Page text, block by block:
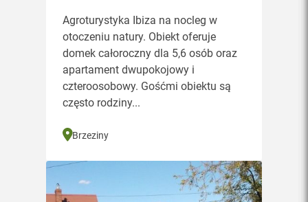
Agroturystyka Ibiza na nocleg w
otoczeniu natury. Obiekt oferuje
domek całoroczny dla 5,6 osób oraz
apartament dwupokojowy i
czteroosobowy. Gośćmi obiektu są
często rodziny...
Brzeziny